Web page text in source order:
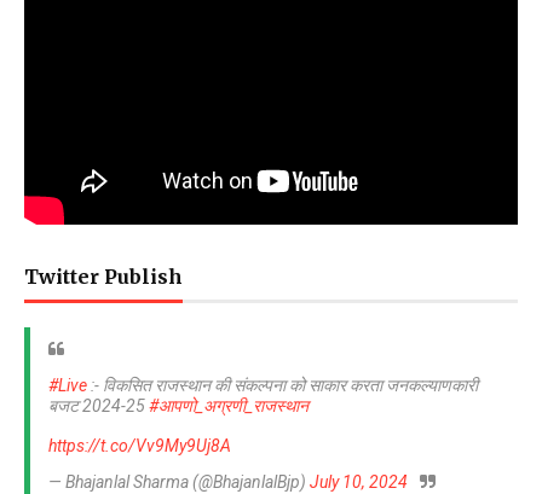
Twitter Publish
#Live :- विकसित राजस्थान की संकल्पना को साकार करता जनकल्याणकारी
बजट 2024-25#आपणो_अग्रणी_राजस्थान
https://t.co/Vv9My9Uj8A
— Bhajanlal Sharma (@BhajanlalBjp) July 10, 2024